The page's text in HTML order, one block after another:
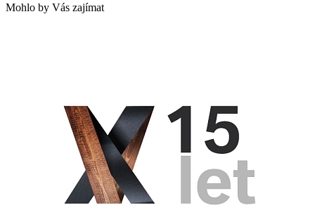
Mohlo by Vás zajímat